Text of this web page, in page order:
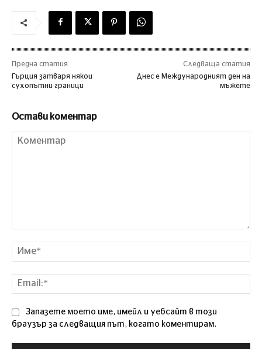
Предна статия
Гърция затваря някои
сухопътни граници
Следваща статия
Днес е Международният ден на
мъжете
Остави коментар
Запазете моето име, имейл и уебсайт в този
браузър за следващия път, когато коментирам.